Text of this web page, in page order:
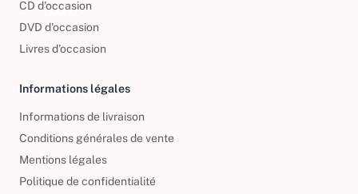
CD d'occasion
DVD d'occasion
Livres d’occasion
Informations légales
Informations de livraison
Conditions générales de vente
Mentions légales
Politique de confidentialité